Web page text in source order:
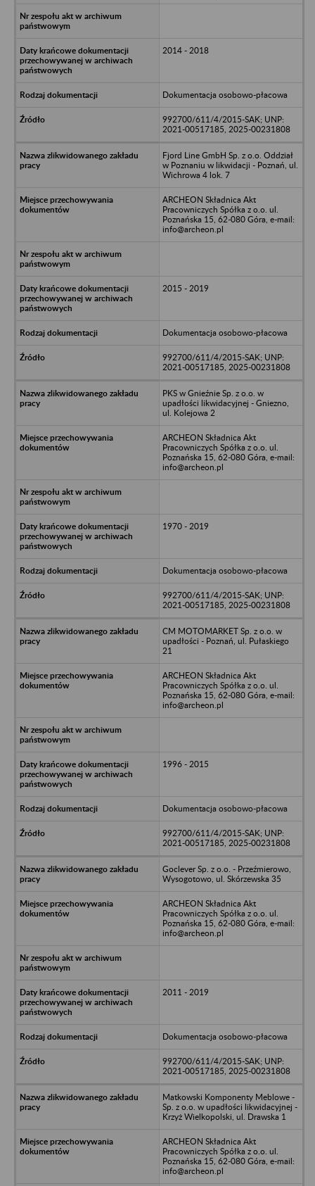
2014 - 2018
Dokumentacja osobowo-płacowa
992700/611/4/2015-SAK; UNP:
2021-00517185, 2025-00231808
Fjord Line GmbH Sp. z o.o. Oddział
w Poznaniu w likwidacji - Poznań, ul.
Wichrowa 4 lok. 7
ARCHEON Składnica Akt
Pracowniczych Spółka z o.o. ul.
Poznańska 15, 62-080 Góra, e-mail:
info@archeon.pl
2015 - 2019
Dokumentacja osobowo-płacowa
992700/611/4/2015-SAK; UNP:
2021-00517185, 2025-00231808
PKS w Gnieźnie Sp. z o.o. w
upadłości likwidacyjnej - Gniezno,
ul. Kolejowa 2
ARCHEON Składnica Akt
Pracowniczych Spółka z o.o. ul.
Poznańska 15, 62-080 Góra, e-mail:
info@archeon.pl
1970 - 2019
Dokumentacja osobowo-płacowa
992700/611/4/2015-SAK; UNP:
2021-00517185, 2025-00231808
CM MOTOMARKET Sp. z o.o. w
upadłości - Poznań, ul. Pułaskiego
21
ARCHEON Składnica Akt
Pracowniczych Spółka z o.o. ul.
Poznańska 15, 62-080 Góra, e-mail:
info@archeon.pl
1996 - 2015
Dokumentacja osobowo-płacowa
992700/611/4/2015-SAK; UNP:
2021-00517185, 2025-00231808
Goclever Sp. z o.o. - Przeźmierowo,
Wysogotowo, ul. Skórzewska 35
ARCHEON Składnica Akt
Pracowniczych Spółka z o.o. ul.
Poznańska 15, 62-080 Góra, e-mail:
info@archeon.pl
2011 - 2019
Dokumentacja osobowo-płacowa
992700/611/4/2015-SAK; UNP:
2021-00517185, 2025-00231808
Matkowski Komponenty Meblowe -
Sp. z o.o. w upadłości likwidacyjnej -
Krzyż Wielkopolski, ul. Drawska 1
ARCHEON Składnica Akt
Pracowniczych Spółka z o.o. ul.
Poznańska 15, 62-080 Góra, e-mail:
info@archeon.pl